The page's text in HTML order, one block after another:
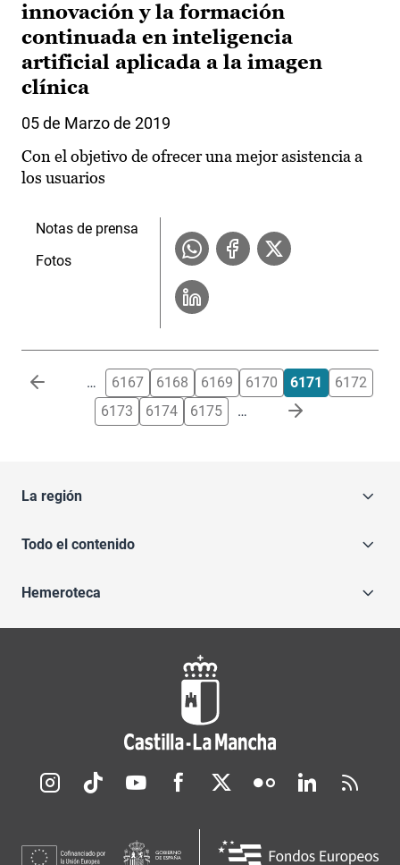
innovación y la formación
continuada en inteligencia
artificial aplicada a la imagen
clínica
05 de Marzo de 2019
Con el objetivo de ofrecer una mejor asistencia a
los usuarios
Notas de prensa
Fotos
Paginación … 6167 6168 6169 6170 6171
6172
6173
6174 6175 …
La región
Todo el contenido
Hemeroteca
Redes sociales JCCM